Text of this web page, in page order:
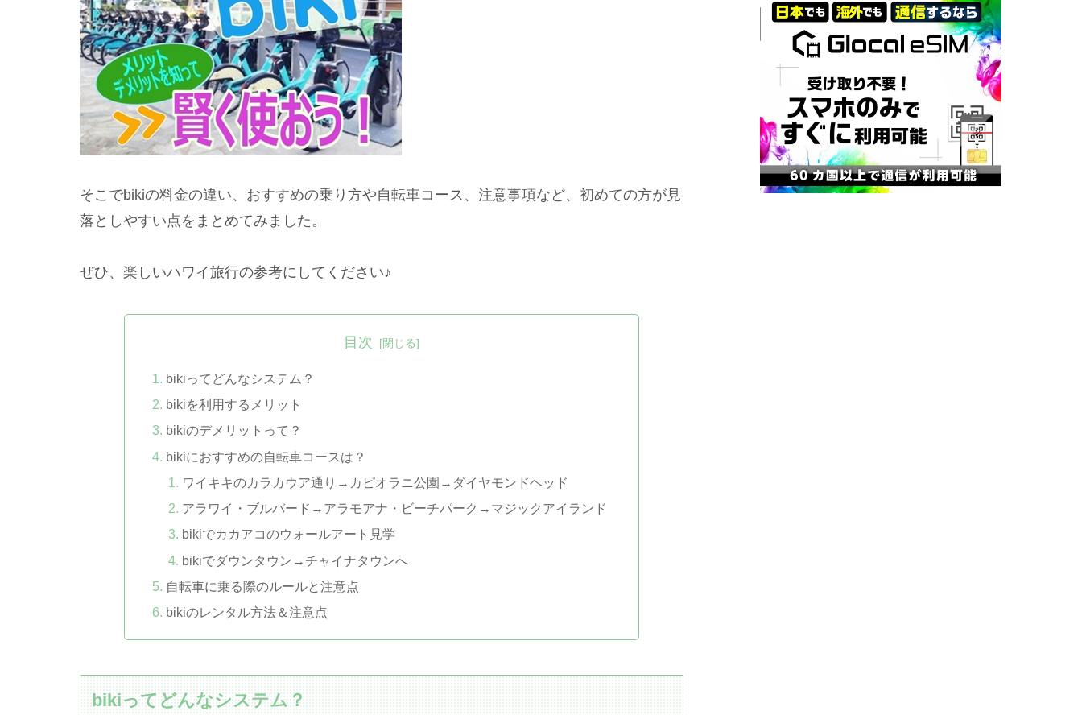
そこでbikiの料金の違い、おすすめの乗り方や自転車コース、注意事項など、初めての方が見
落としやすい点をまとめてみました。
ぜひ、楽しいハワイ旅行の参考にしてください♪
目次
bikiってどんなシステム？
bikiを利用するメリット
bikiのデメリットって？
bikiにおすすめの自転車コースは？
ワイキキのカラカウア通り→カピオラニ公園→ダイヤモンドヘッド
アラワイ・ブルバード→アラモアナ・ビーチパーク→マジックアイランド
bikiでカカアコのウォールアート見学
bikiでダウンタウン→チャイナタウンへ
自転車に乗る際のルールと注意点
bikiのレンタル方法＆注意点
bikiってどんなシステム？